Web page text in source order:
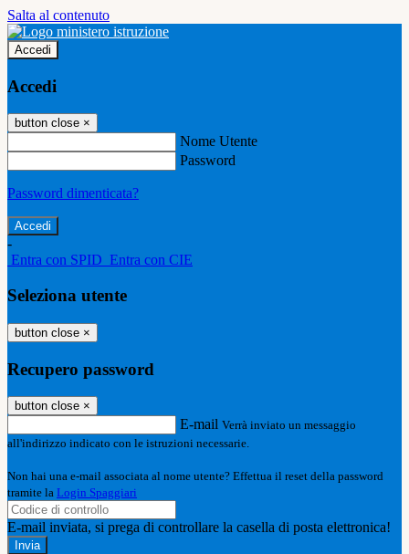
Salta al contenuto
Accedi
Accedi
button close ×
Nome Utente
Password
Password dimenticata?
-
Entra con SPID Entra con CIE
Seleziona utente
button close ×
Recupero password
button close ×
E-mail Verrà inviato un messaggio
all'indirizzo indicato con le istruzioni necessarie.
Non hai una e-mail associata al nome utente? Effettua il reset della password
tramite la Login Spaggiari
E-mail inviata, si prega di controllare la casella di posta elettronica!